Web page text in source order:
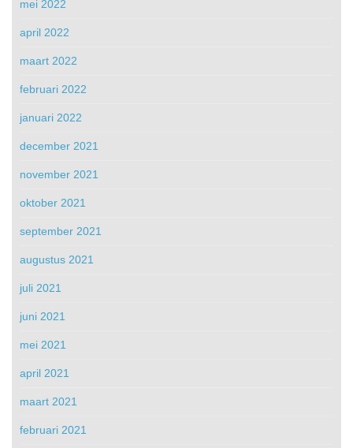
mei 2022
april 2022
maart 2022
februari 2022
januari 2022
december 2021
november 2021
oktober 2021
september 2021
augustus 2021
juli 2021
juni 2021
mei 2021
april 2021
maart 2021
februari 2021